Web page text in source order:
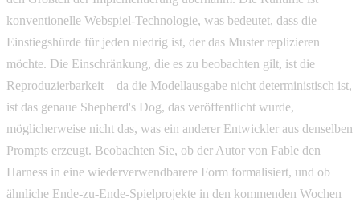
konventionelle Webspiel-Technologie, was bedeutet, dass die
Einstiegshürde für jeden niedrig ist, der das Muster replizieren
möchte. Die Einschränkung, die es zu beobachten gilt, ist die
Reproduzierbarkeit – da die Modellausgabe nicht deterministisch ist,
ist das genaue Shepherd's Dog, das veröffentlicht wurde,
möglicherweise nicht das, was ein anderer Entwickler aus denselben
Prompts erzeugt. Beobachten Sie, ob der Autor von Fable den
Harness in eine wiederverwendbarere Form formalisiert, und ob
ähnliche Ende-zu-Ende-Spielprojekte in den kommenden Wochen